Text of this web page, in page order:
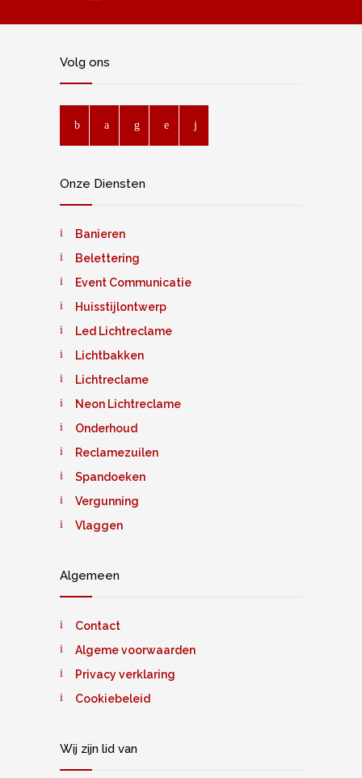
Volg ons
Onze Diensten
Banieren
Belettering
Event Communicatie
Huisstijlontwerp
Led Lichtreclame
Lichtbakken
Lichtreclame
Neon Lichtreclame
Onderhoud
Reclamezuilen
Spandoeken
Vergunning
Vlaggen
Algemeen
Contact
Algeme voorwaarden
Privacy verklaring
Cookiebeleid
Wij zijn lid van